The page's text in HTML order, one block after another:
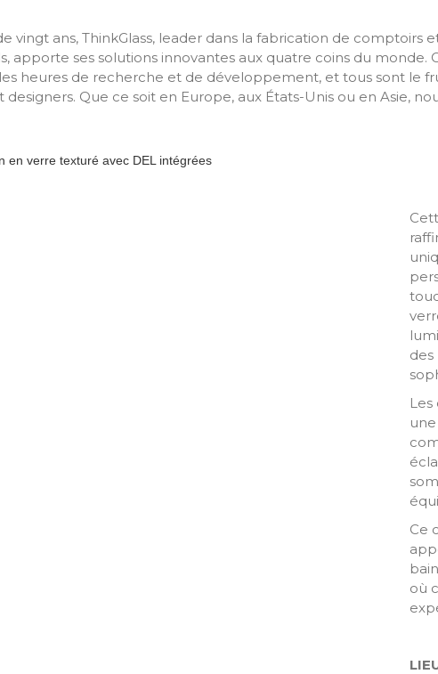
vingt ans, ThinkGlass, leader dans la fabrication de comptoirs
apporte ses solutions innovantes aux quatre coins du monde.
heures de recherche et de développement, et tous sont le
designers. Que ce soit en Europe, aux États-Unis ou en Asie,
Ce
où